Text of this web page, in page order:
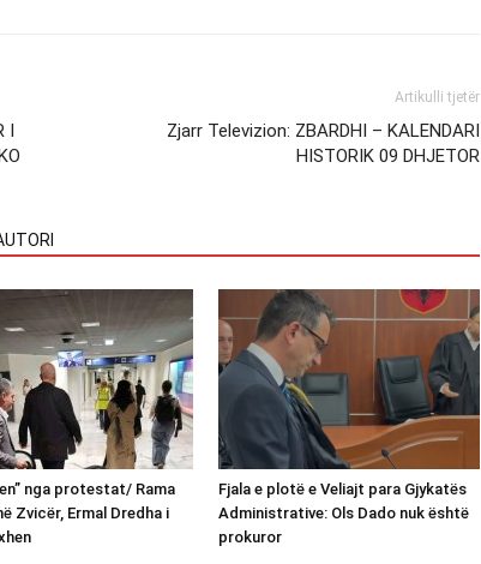
I
Artikulli tjetër
Zjarr Televizion: ZBARDHI – KALENDARI
HISTORIK 09 DHJETOR
nga protestat/ Rama
Zvicër, Ermal Dredha i
Fjala e plotë e Veliajt para Gjykatës
Administrative: Ols Dado nuk është
prokuror